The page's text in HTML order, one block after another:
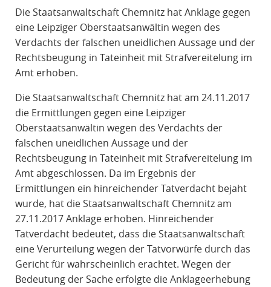
Die Staatsanwaltschaft Chemnitz hat Anklage gegen
eine Leipziger Oberstaatsanwältin wegen des
Verdachts der falschen uneidlichen Aussage und der
Rechtsbeugung in Tateinheit mit Strafvereitelung im
Amt erhoben.
Die Staatsanwaltschaft Chemnitz hat am 24.11.2017
die Ermittlungen gegen eine Leipziger
Oberstaatsanwältin wegen des Verdachts der
falschen uneidlichen Aussage und der
Rechtsbeugung in Tateinheit mit Strafvereitelung im
Amt abgeschlossen. Da im Ergebnis der
Ermittlungen ein hinreichender Tatverdacht bejaht
wurde, hat die Staatsanwaltschaft Chemnitz am
27.11.2017 Anklage erhoben. Hinreichender
Tatverdacht bedeutet, dass die Staatsanwaltschaft
eine Verurteilung wegen der Tatvorwürfe durch das
Gericht für wahrscheinlich erachtet. Wegen der
Bedeutung der Sache erfolgte die Anklageerhebung